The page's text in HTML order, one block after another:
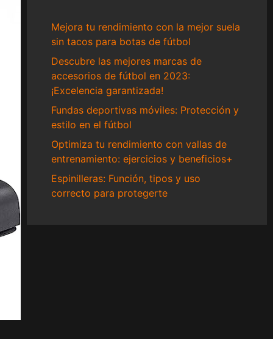
Mejora tu rendimiento con la mejor suela
sin tacos para botas de fútbol
Descubre las mejores marcas de
accesorios de fútbol en 2023:
¡Excelencia garantizada!
Fundas deportivas móviles: Protección y
estilo en el fútbol
Optimiza tu rendimiento con vallas de
entrenamiento: ejercicios y beneficios+
Espinilleras: Función, tipos y uso
correcto para protegerte